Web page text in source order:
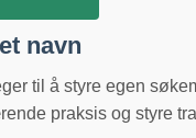
navn
til å styre egen
praksis og styre